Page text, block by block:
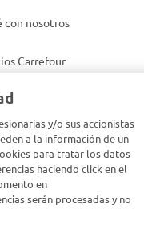
con nosotros
Carrefour
de interés
y/o sus accionistas
a la información de un
para tratar los datos
haciendo click en el
en
serán procesadas y no